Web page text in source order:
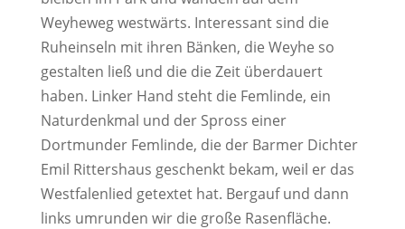
Weyheweg westwärts. Interessant sind die
Ruheinseln mit ihren Bänken, die Weyhe so
gestalten ließ und die die Zeit überdauert
haben. Linker Hand steht die Femlinde, ein
Naturdenkmal und der Spross einer
Dortmunder Femlinde, die der Barmer Dichter
Emil Rittershaus geschenkt bekam, weil er das
Westfalenlied getextet hat. Bergauf und dann
links umrunden wir die große Rasenfläche.